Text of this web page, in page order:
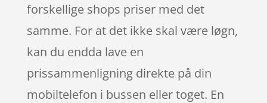
forskellige shops priser med det
samme. For at det ikke skal være løgn,
kan du endda lave en
prissammenligning direkte på din
mobiltelefon i bussen eller toget. En